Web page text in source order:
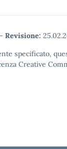
- Revisione:
specificato,
Creative